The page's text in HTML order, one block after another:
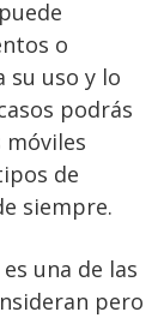
o
su uso y lo
podrás
de
siempre.
una de las
pero